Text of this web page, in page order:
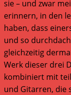
sie – und zwar
erinnern, in den
haben, dass
und so
gleichzeitig
Werk dieser drei
kombiniert mit
und Gitarren, die